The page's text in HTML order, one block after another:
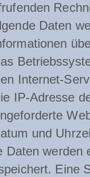
Daten
Internet-
IP-Adresse
und
Daten werden
Eine